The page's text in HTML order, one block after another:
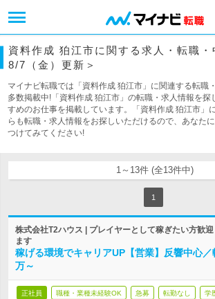
資料作成 狛江市に関する求人・転職・
8/7（金）更新＞
マイナビ転職では「資料作成 狛江市」に関連する転職
多数掲載中!「資料作成 狛江市」の転職・求人情報を探
すめのお仕事を掲載しています。「資料作成 狛江市」
らも転職・求人情報をお探しいただけるので、あなた
つけてみてください!
1～13件 (全13件中)
1
株式会社T2ハウス | プレイヤーとして稼ぎたい方歓
ます
稼げる環境でキャリアUP【営業】反響中心
万～
正社員 職種・業種未経験OK 急募 転勤なし 学